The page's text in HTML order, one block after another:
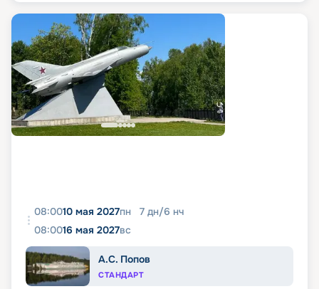
08:0010 мая 2027пн 7 дн/6 нч
08:0016 мая 2027вс
А.С. Попов
СТАНДАРТ